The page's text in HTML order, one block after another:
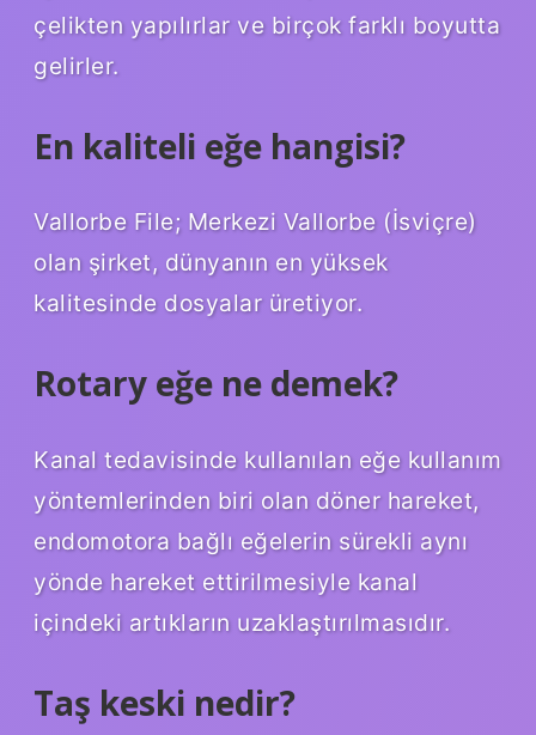
çelikten yapılırlar ve birçok farklı boyutta
gelirler.
En kaliteli eğe hangisi?
Vallorbe File; Merkezi Vallorbe (İsviçre)
olan şirket, dünyanın en yüksek
kalitesinde dosyalar üretiyor.
Rotary eğe ne demek?
Kanal tedavisinde kullanılan eğe kullanım
yöntemlerinden biri olan döner hareket,
endomotora bağlı eğelerin sürekli aynı
yönde hareket ettirilmesiyle kanal
içindeki artıkların uzaklaştırılmasıdır.
Taş keski nedir?